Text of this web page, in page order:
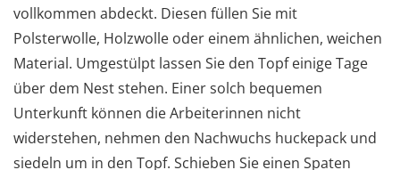
vollkommen abdeckt. Diesen füllen Sie mit
Polsterwolle, Holzwolle oder einem ähnlichen, weichen
Material. Umgestülpt lassen Sie den Topf einige Tage
über dem Nest stehen. Einer solch bequemen
Unterkunft können die Arbeiterinnen nicht
widerstehen, nehmen den Nachwuchs huckepack und
siedeln um in den Topf. Schieben Sie einen Spaten